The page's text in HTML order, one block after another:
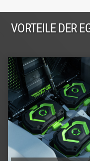
VORTEILE DER